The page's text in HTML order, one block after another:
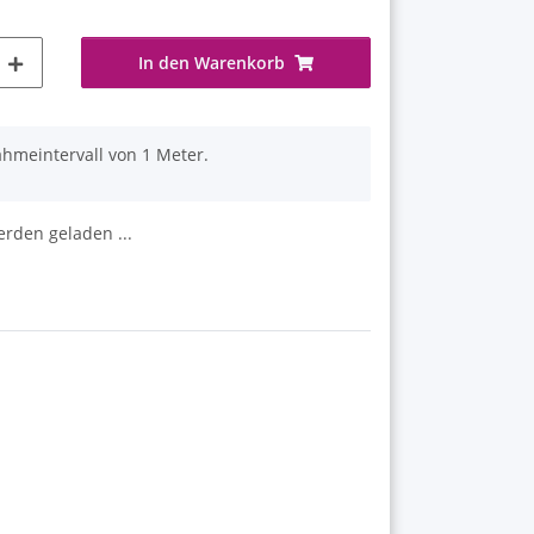
In den Warenkorb
von 1 Meter.
geladen ...